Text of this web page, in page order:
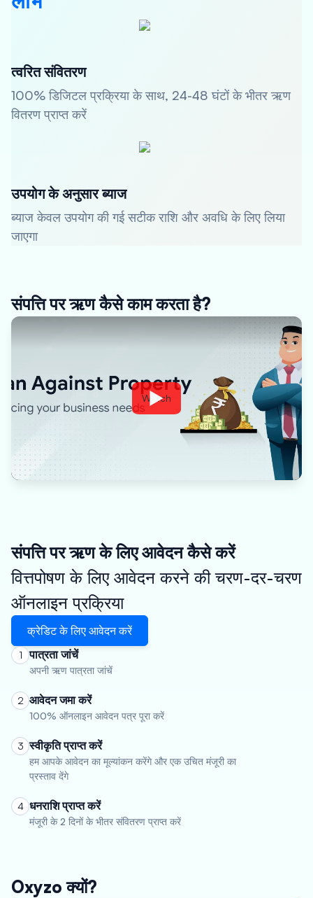
त्वरित संवितरण
100% डिजिटल प्रक्रिया के साथ, 24-48 घंटों के भीतर ऋण
वितरण प्राप्त करें
उपयोग के अनुसार ब्याज
ब्याज केवल उपयोग की गई सटीक राशि और अवधि के लिए लिया
जाएगा
संपत्ति पर ऋण कैसे काम करता है?
Watch
संपत्ति पर ऋण के लिए आवेदन कैसे करें
वित्तपोषण के लिए आवेदन करने की चरण-दर-चरण
ऑनलाइन प्रक्रिया
क्रेडिट के लिए आवेदन करें
1 पात्रता जांचें
अपनी ऋण पात्रता जांचें
2 आवेदन जमा करें
100% ऑनलाइन आवेदन पत्र पूरा करें
3 स्वीकृति प्राप्त करें
हम आपके आवेदन का मूल्यांकन करेंगे और एक उचित मंजूरी का
प्रस्ताव देंगे
4 धनराशि प्राप्त करें
मंजूरी के 2 दिनों के भीतर संवितरण प्राप्त करें
Oxyzo क्यों?